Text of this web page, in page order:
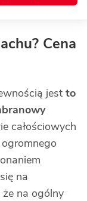
Cena
jest to
całościowych
na
na ogólny